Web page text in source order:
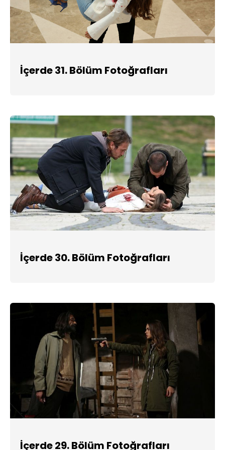
İçerde 31. Bölüm Fotoğrafları
İçerde 30. Bölüm Fotoğrafları
İçerde 29. Bölüm Fotoğrafları